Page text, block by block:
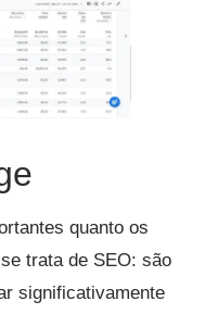
quanto os
trata de SEO: são
significativamente